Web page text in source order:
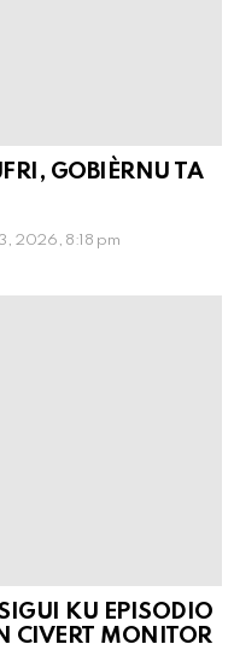
GOBIÈRNU TA
2026, 8:18 pm
KU EPISODIO
CIVERT MONITOR